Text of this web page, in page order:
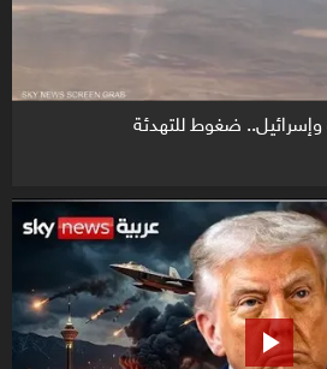
وإسرائيل.. ضغوط للتهدئة